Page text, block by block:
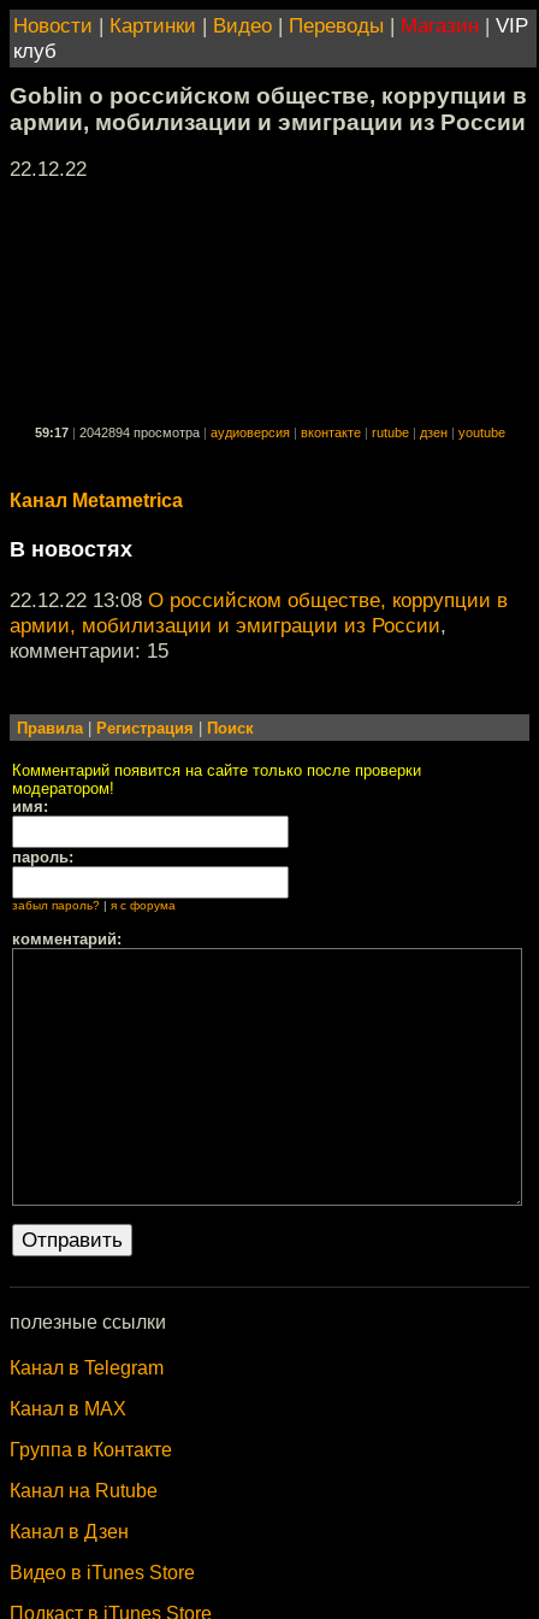
Новости | Картинки | Видео | Переводы | Магазин | VIP
клуб
Goblin о российском обществе, коррупции в
армии, мобилизации и эмиграции из России
22.12.22
59:17 2042894 просмотра аудиоверсия вконтакте rutube дзен youtube
Канал Metametrica
В новостях
22.12.22 13:08 О российском обществе, коррупции в
армии, мобилизации и эмиграции из России,
комментарии: 15
Правила| Регистрация Поиск
Комментарий появится на сайте только после проверки
модератором!
имя:
пароль:
забыл пароль? я с форума
комментарий:
полезные ссылки
Канал в Telegram
Канал в MAX
Группа в Контакте
Канал на Rutube
Канал в Дзен
Видео в iTunes Store
Подкаст в iTunes Store